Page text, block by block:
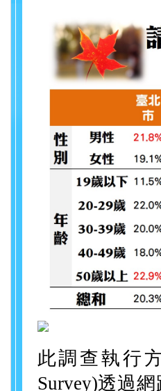
此調查執行
Survey)透過